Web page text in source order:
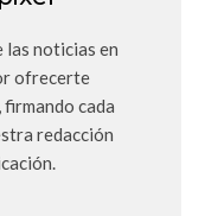
las noticias en
ofrecerte
cada
redacción